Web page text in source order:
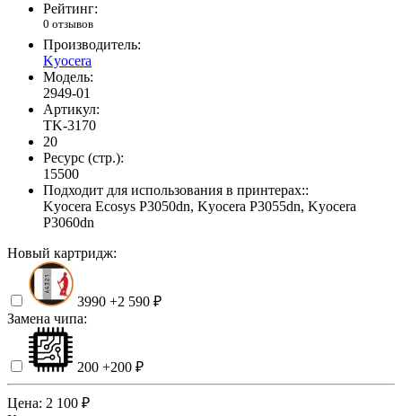
Рейтинг:
0 отзывов
Производитель:
Kyocera
Модель:
2949-01
Артикул:
TK-3170
20
Ресурс (стр.):
15500
Подходит для использования в принтерах::
Kyocera Ecosys P3050dn, Kyocera P3055dn, Kyocera
P3060dn
Новый картридж:
3990 +2 590 ₽
Замена чипа:
200 +200 ₽
Цена: 2 100 ₽